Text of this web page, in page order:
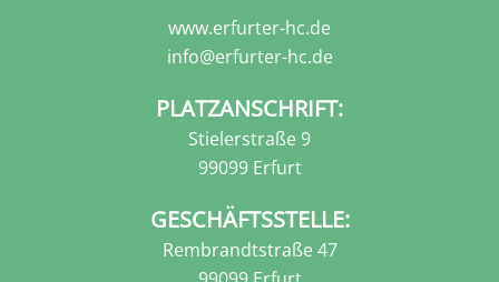
PLATZANSCHRIFT:
Stielerstraße 9
99099 Erfurt
www.erfurter-hc.de
info@erfurter-hc.de
GESCHÄFTSSTELLE:
Rembrandtstraße 47